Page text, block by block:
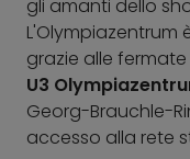
gli amanti dello
grazie alle fermate
U3
Georg-Brauchle-
accesso alla rete